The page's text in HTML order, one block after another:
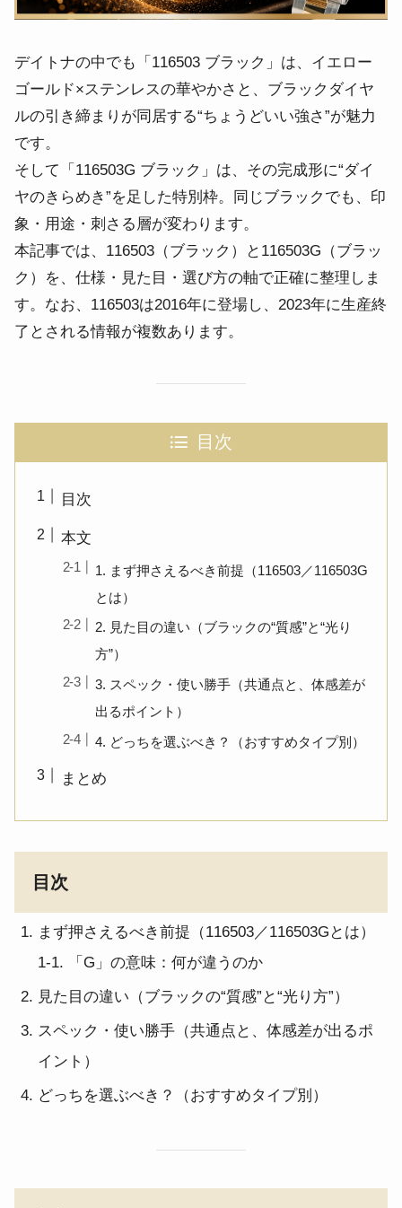
デイトナの中でも「116503 ブラック」は、イエロー
ゴールド×ステンレスの華やかさと、ブラックダイヤ
ルの引き締まりが同居する“ちょうどいい強さ”が魅力
です。
そして「116503G ブラック」は、その完成形に“ダイ
ヤのきらめき”を足した特別枠。同じブラックでも、印
象・用途・刺さる層が変わります。
本記事では、116503（ブラック）と116503G（ブラッ
ク）を、仕様・見た目・選び方の軸で正確に整理しま
す。なお、116503は2016年に登場し、2023年に生産終
了とされる情報が複数あります。
目次
目次
本文
1. まず押さえるべき前提（116503／116503G
とは）
2. 見た目の違い（ブラックの“質感”と“光り
方”）
3. スペック・使い勝手（共通点と、体感差が
出るポイント）
4. どっちを選ぶべき？（おすすめタイプ別）
まとめ
目次
まず押さえるべき前提（116503／116503Gとは）
1-1. 「G」の意味：何が違うのか
見た目の違い（ブラックの“質感”と“光り方”）
スペック・使い勝手（共通点と、体感差が出るポ
イント）
どっちを選ぶべき？（おすすめタイプ別）